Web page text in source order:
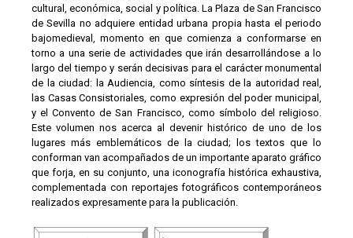
cultural, económica, social y política. La Plaza de San Francisco
de Sevilla no adquiere entidad urbana propia hasta el periodo
bajomedieval, momento en que comienza a conformarse en
torno a una serie de actividades que irán desarrollándose a lo
largo del tiempo y serán decisivas para el carácter monumental
de la ciudad: la Audiencia, como síntesis de la autoridad real,
las Casas Consistoriales, como expresión del poder municipal,
y el Convento de San Francisco, como símbolo del religioso.
Este volumen nos acerca al devenir histórico de uno de los
lugares más emblemáticos de la ciudad; los textos que lo
conforman van acompañados de un importante aparato gráfico
que forja, en su conjunto, una iconografía histórica exhaustiva,
complementada con reportajes fotográficos contemporáneos
realizados expresamente para la publicación.